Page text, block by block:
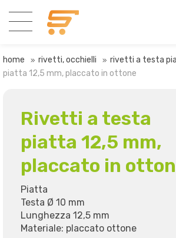
home rivetti, occhielli rivetti a testa
piatta 12,5 mm, placcato in ottone
Rivetti a testa
piatta 12,5 mm,
placcato in
Piatta
Testa Ø 10 mm
Lunghezza 12,5 mm
Materiale: placcato ottone